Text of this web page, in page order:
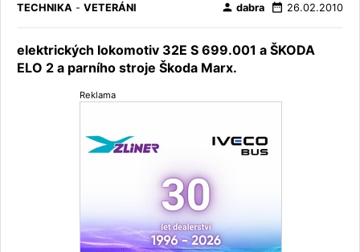
TECHNIKA - VETERÁNI person dabra date_range 26.02.2010
elektrických lokomotiv 32E S 699.001 a ŠKODA
ELO 2 a parního stroje Škoda Marx.
Reklama